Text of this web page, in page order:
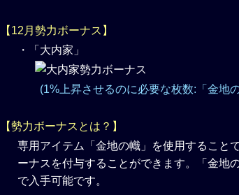
【12月勢力ボーナス】
・「大内家」
(1%上昇させるのに必要な枚数:「金地
【勢力ボーナスとは？】
専用アイテム「金地の幟」を使用すること
ーナスを付与することができます。「金地
で入手可能です。